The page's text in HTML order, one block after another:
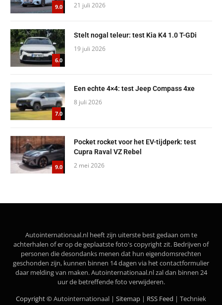
9.0 21 juli 2026
6.0
Stelt nogal teleur: test Kia K4 1.0 T-GDi
19 juli 2026
7.0
Een echte 4×4: test Jeep Compass 4xe
8 juli 2026
9.0
Pocket rocket voor het EV-tijdperk: test
Cupra Raval VZ Rebel
2 mei 2026
Autointernationaal.nl heeft zijn uiterste best gedaan om te
achterhalen of er op de geplaatste foto's copyright zit. Bedrijven of
personen die desondanks menen dat hun eigendomsrechten
geschonden zijn, kunnen binnen 14 dagen via het contactformulier
daar melding van maken. Autointernationaal.nl zal dan binnen 24
uur de betreffende foto verwijderen.
Copyright ©Autointernationaal | Sitemap | RSS Feed | Techniek